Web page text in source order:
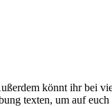
könnt ihr bei
texten, um auf